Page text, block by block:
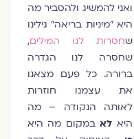
ואני להמשיג ולהסביר מה
היא "מיניות בריאה" גילינו
שחסרות לנו המילים,
שחסרה לנו הגדרה
ברורה. כל פעם מצאנו
את עצמנו חוזרות
לאותה הנקודה – מה
היאלאבמקום מה היא